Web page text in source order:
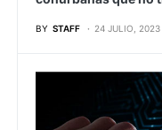
BY STAFF 24 JULIO, 2023